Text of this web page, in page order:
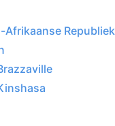
Republiek